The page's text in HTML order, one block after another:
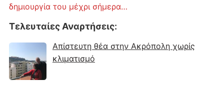
δημιουργία του μέχρι σήμερα…
Τελευταίες Αναρτήσεις:
Απίστευτη θέα στην Ακρόπολη χωρίς
κλιματισμό